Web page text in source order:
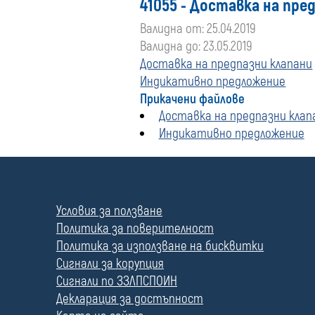
41055 - Доставка на
Валидна от: 25.04.2019
Валидна до: 23.05.2019
Доставка на предпазни клапани
Индикативно предложение
Прикачени файлове
Доставка на предпазни
Индикативно предложение
л
е
Условия за ползване
Политика за поверителност
Политика за използване на бисквитки
Сигнали за корупция
Сигнали по ЗЗЛПСПОИН
Декларация за достъпност